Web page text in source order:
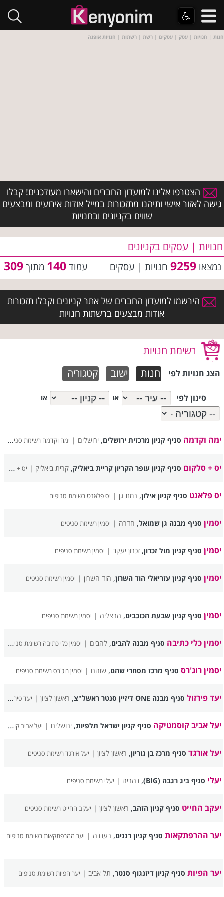
חנות | חנויות | עסק | עסקים | רשת | רשתות | חנויות אופנה
הצטרפו אלינו למועדון החברים והישארו מעודכנים! קבלו
גישה לאזור אישי ותיהנו מתזכורות במייל אודות אירועים ומבצעים
שווים בקניונים ובחנויות
חנויות | עסקים בקניונים
עמוד140 מתוך309 נמצאו 9259 חנויות | עסקים
הירשמו למועדון החברים של אתר קניונים וקבלו תזכורות
אודות מבצעים ברשתות חנויות
רשימת חנויות
הצג חנויות לפי חנות ישוב קטגוריה
סינון לפי או או
ימה וקדמה סניף קניון מרכזית ירושלים, ירושלים | ימה וקדמה רשימת סניפים
יס + סלקום סניף קניון עופר הקריון קריית ביאליק,קרית ביאליק | יס + סלקום רשימת סניפים
יס פלאנט סניף קניון אילון, רמת גן | יס פלאנט רשימת סניפים
יסמין סניף מבנה גן שמואל, חדרה | יסמין רשימת סניפים
יסמין סניף קניון מול זכרון,זכרון יעקב | יסמין רשימת סניפים
יסמין סניף קניון עזריאלי הוד השרון, הוד השרון | יסמין רשימת סניפים
יסמין סניף קניון שבעת הכוכבים, הרצליה | יסמין רשימת סניפים
יסמין כלי כתיבה סניף מבנה להבים,להבים | יסמין כלי כתיבה רשימת סניפים
יסמין רוג'רס סניף מרכז מסחרי שהם,שוהם | יסמין רוג'רס רשימת סניפים
יעד פירזול סניף מבנה ONE דיזיין סנטר ראשל"צ , ראשון לציון | יעד פירזול רשימת סניפים
יעל אביב קוסמטיקה סניף קניון ישראל תלפיות, ירושלים | יעל אביב קוסמטיקה רשימת סניפים
יעל אורגד סניף מרכז בן גוריון, ראשון לציון | יעל אורגד רשימת סניפים
יעלי סניף ביג רגבה (BIG) , נהריה | יעלי רשימת סניפים
יעקב החייט סניף קניון הזהב, ראשון לציון | יעקב החייט רשימת סניפים
יער ההרפתקאות סניף קניון רננים, רעננה | יער ההרפתקאות רשימת סניפים
יער הפיות סניף קניון דיזנגוף סנטר, תל אביב | יער הפיות רשימת סניפים